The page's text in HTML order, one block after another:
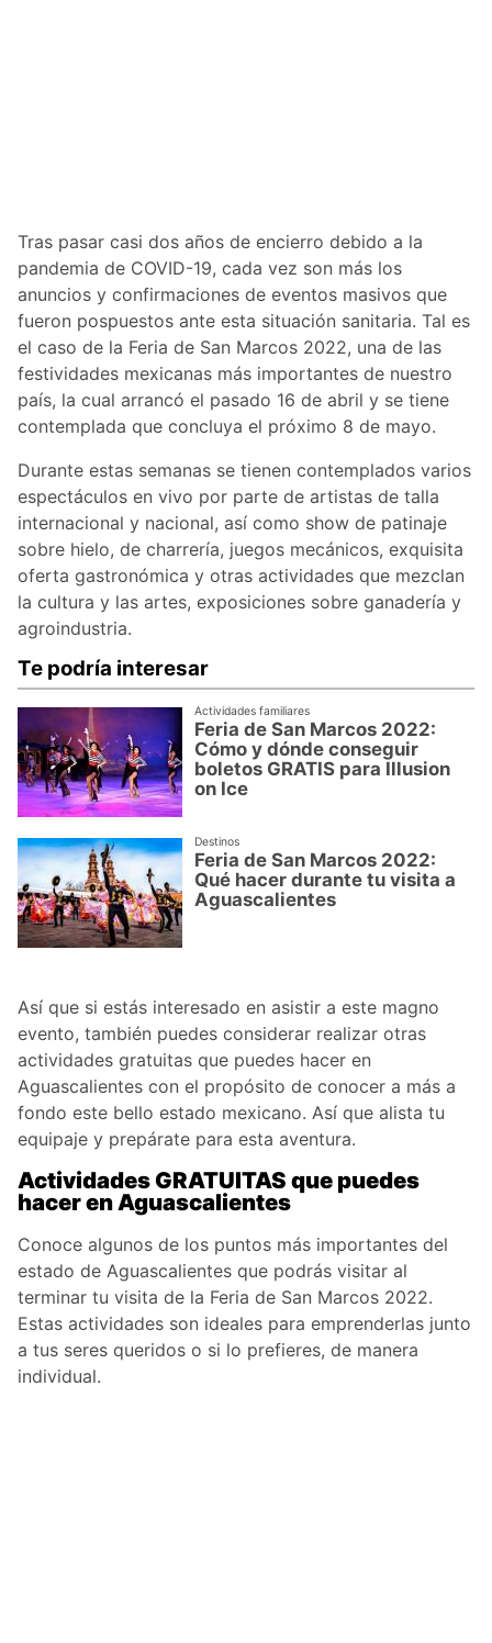
Tras pasar casi dos años de encierro debido a la
pandemia de COVID-19, cada vez son más los
anuncios y confirmaciones de eventos masivos que
fueron pospuestos ante esta situación sanitaria. Tal es
el caso de la Feria de San Marcos 2022, una de las
festividades mexicanas más importantes de nuestro
país, la cual arrancó el pasado 16 de abril y se tiene
contemplada que concluya el próximo 8 de mayo.
Durante estas semanas se tienen contemplados varios
espectáculos en vivo por parte de artistas de talla
internacional y nacional, así como show de patinaje
sobre hielo, de charrería, juegos mecánicos, exquisita
oferta gastronómica y otras actividades que mezclan
la cultura y las artes, exposiciones sobre ganadería y
agroindustria.
Te podría interesar
Actividades familiares
Feria de San Marcos 2022:
Cómo y dónde conseguir
boletos GRATIS para Illusion
on Ice
Destinos
Feria de San Marcos 2022:
Qué hacer durante tu visita a
Aguascalientes
Así que si estás interesado en asistir a este magno
evento, también puedes considerar realizar otras
actividades gratuitas que puedes hacer en
Aguascalientes con el propósito de conocer a más a
fondo este bello estado mexicano. Así que alista tu
equipaje y prepárate para esta aventura.
Actividades GRATUITAS que puedes
hacer en Aguascalientes
Conoce algunos de los puntos más importantes del
estado de Aguascalientes que podrás visitar al
terminar tu visita de la Feria de San Marcos 2022.
Estas actividades son ideales para emprenderlas junto
a tus seres queridos o si lo prefieres, de manera
individual.